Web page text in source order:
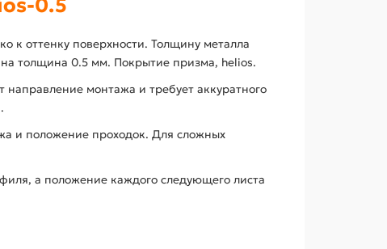
к оттенку поверхности. Толщину металла
толщина 0.5 мм. Покрытие призма, helios.
монтажа и требует аккуратного
и положение проходок. Для сложных
а положение каждого следующего листа